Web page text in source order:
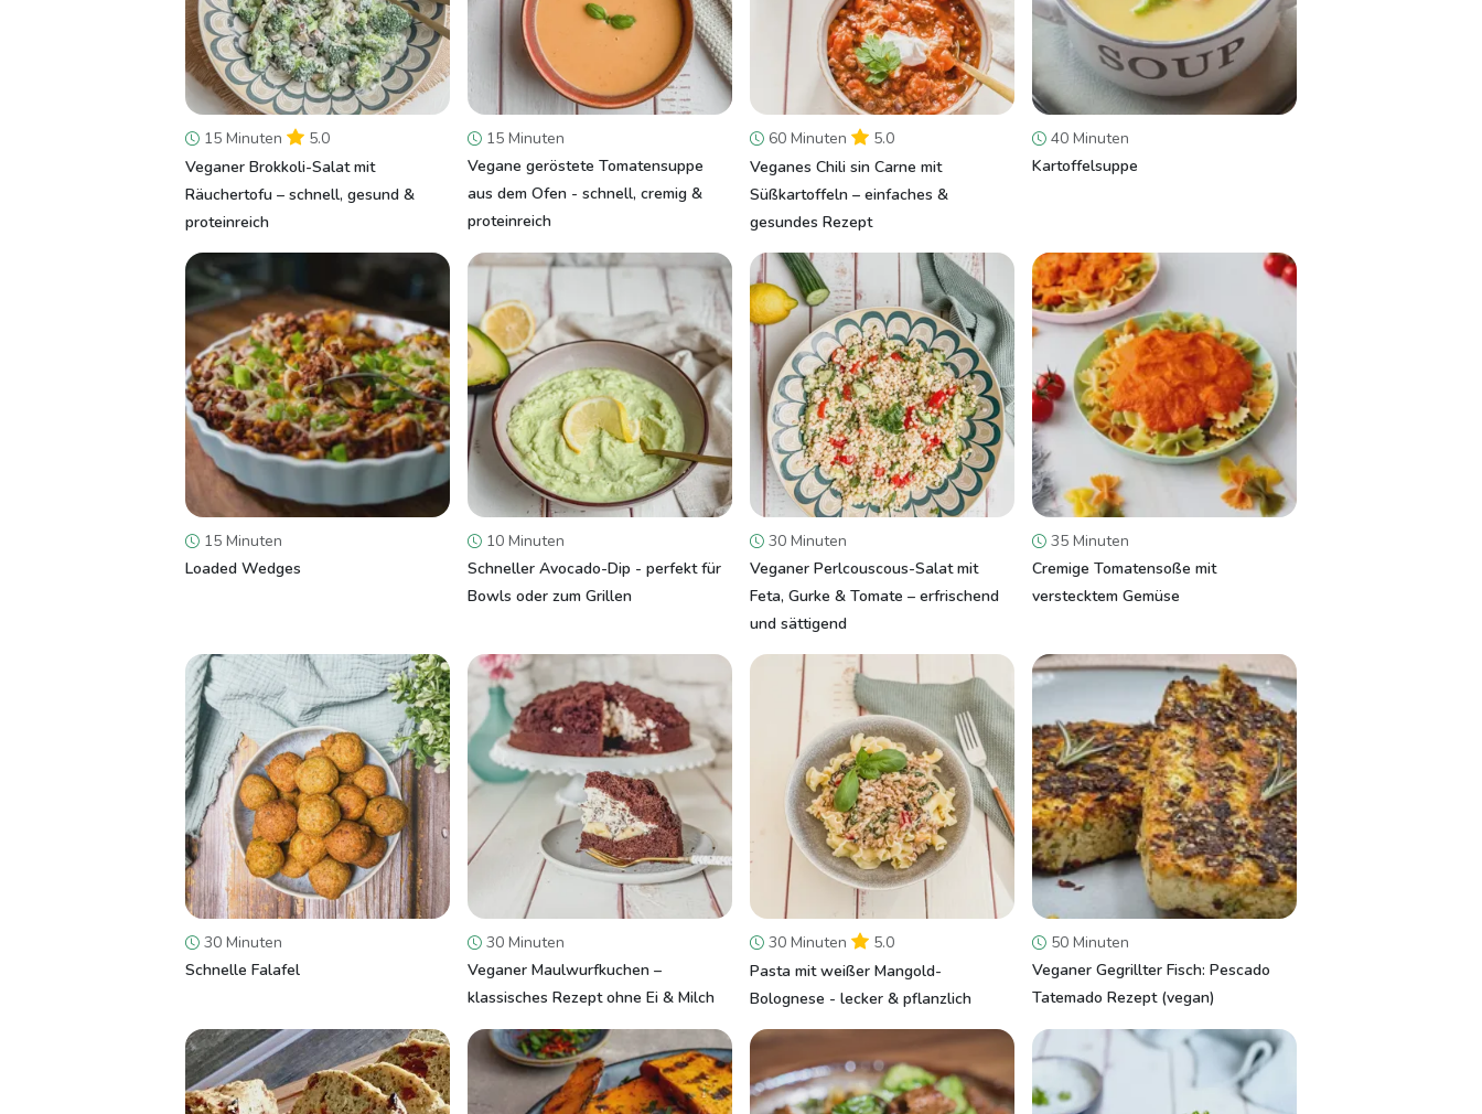
15 Minuten
5.0
Veganer Brokkoli-Salat mit
Räuchertofu – schnell, gesund &
proteinreich
15 Minuten
Vegane geröstete Tomatensuppe
aus dem Ofen - schnell, cremig &
proteinreich
60 Minuten
5.0
Veganes Chili sin Carne mit
Süßkartoffeln – einfaches &
gesundes Rezept
40 Minuten
Kartoffelsuppe
15 Minuten
Loaded Wedges
10 Minuten
Schneller Avocado-Dip - perfekt für
Bowls oder zum Grillen
30 Minuten
Veganer Perlcouscous-Salat mit
Feta, Gurke & Tomate – erfrischend
und sättigend
35 Minuten
Cremige Tomatensoße mit
verstecktem Gemüse
30 Minuten
Schnelle Falafel
30 Minuten
Veganer Maulwurfkuchen –
klassisches Rezept ohne Ei & Milch
30 Minuten
5.0
Pasta mit weißer Mangold-
Bolognese - lecker & pflanzlich
50 Minuten
Veganer Gegrillter Fisch: Pescado
Tatemado Rezept (vegan)